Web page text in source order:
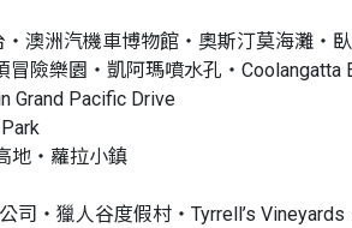
‧澳洲汽機車博物館‧奧斯汀莫海灘‧
險樂園‧凱阿瑪噴水孔‧Coolangatta
Grand Pacific Drive
地‧蘿拉小鎮
司‧獵人谷度假村‧Tyrrell’s